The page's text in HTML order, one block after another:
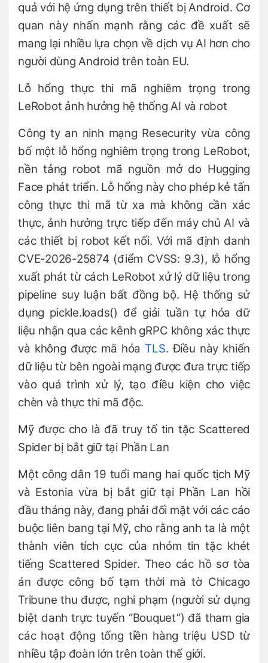
quả với hệ ứng dụng trên thiết bị Android. Cơ
quan này nhấn mạnh rằng các đề xuất sẽ
mang lại nhiều lựa chọn về dịch vụ AI hơn cho
người dùng Android trên toàn EU.
Lỗ hổng thực thi mã nghiêm trọng trong
LeRobot ảnh hưởng hệ thống AI và robot
Công ty an ninh mạng Resecurity vừa công
bố một lỗ hổng nghiêm trọng trong LeRobot,
nền tảng robot mã nguồn mở do Hugging
Face phát triển. Lỗ hổng này cho phép kẻ tấn
công thực thi mã từ xa mà không cần xác
thực, ảnh hưởng trực tiếp đến máy chủ AI và
các thiết bị robot kết nối. Với mã định danh
CVE-2026-25874 (điểm CVSS: 9.3), lỗ hổng
xuất phát từ cách LeRobot xử lý dữ liệu trong
pipeline suy luận bất đồng bộ. Hệ thống sử
dụng pickle.loads() để giải tuần tự hóa dữ
liệu nhận qua các kênh gRPC không xác thực
và không được mã hóa TLS. Điều này khiến
dữ liệu từ bên ngoài mạng được đưa trực tiếp
vào quá trình xử lý, tạo điều kiện cho việc
chèn và thực thi mã độc.
Mỹ được cho là đã truy tố tin tặc Scattered
Spider bị bắt giữ tại Phần Lan
Một công dân 19 tuổi mang hai quốc tịch Mỹ
và Estonia vừa bị bắt giữ tại Phần Lan hồi
đầu tháng này, đang phải đối mặt với các cáo
buộc liên bang tại Mỹ, cho rằng anh ta là một
thành viên tích cực của nhóm tin tặc khét
tiếng Scattered Spider. Theo các hồ sơ tòa
án được công bố tạm thời mà tờ Chicago
Tribune thu được, nghi phạm (người sử dụng
biệt danh trực tuyến “Bouquet”) đã tham gia
các hoạt động tống tiền hàng triệu USD từ
nhiều tập đoàn lớn trên toàn thế giới.